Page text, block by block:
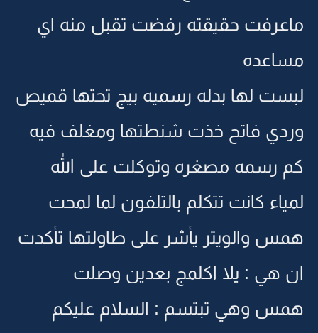
ماعرفت حقيقته رفضت تقبل منه اي
مساعده
لبست لها بدله رسميه بيج تحتها قميص
وردي فاتح خذت شنطتها ومغلف فيه
كم رسمه مصغره وتوكلت على الله
لمياء كانت تتكلم بالتلفون لما لمحت
همس والويتر يأشر على طاولتها تأكدت
ان هي : يلا اكلمج بعدين وصلت
همس وهي تبتسم : السلام عليكم